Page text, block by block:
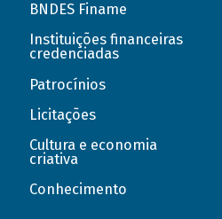
BNDES Finame
Instituições financeiras
credenciadas
Patrocínios
Licitações
Cultura e economia
criativa
Conhecimento